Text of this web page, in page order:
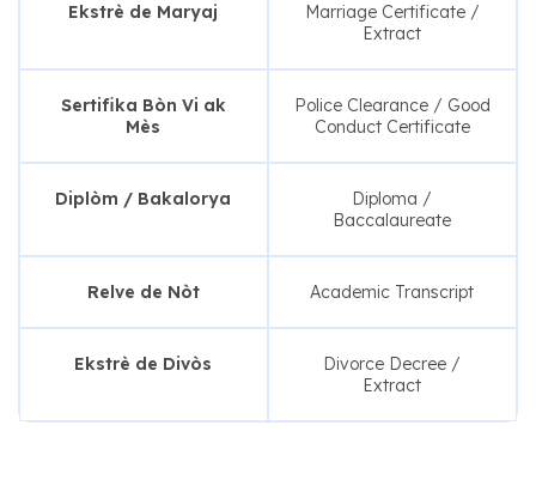
Ekstrè de Maryaj
Marriage Certificate /
Extract
Sertifika Bòn Vi ak
Mès
Police Clearance / Good
Conduct Certificate
Diplòm / Bakalorya
Diploma /
Baccalaureate
Relve de Nòt Academic Transcript
Ekstrè de Divòs
Divorce Decree /
Extract